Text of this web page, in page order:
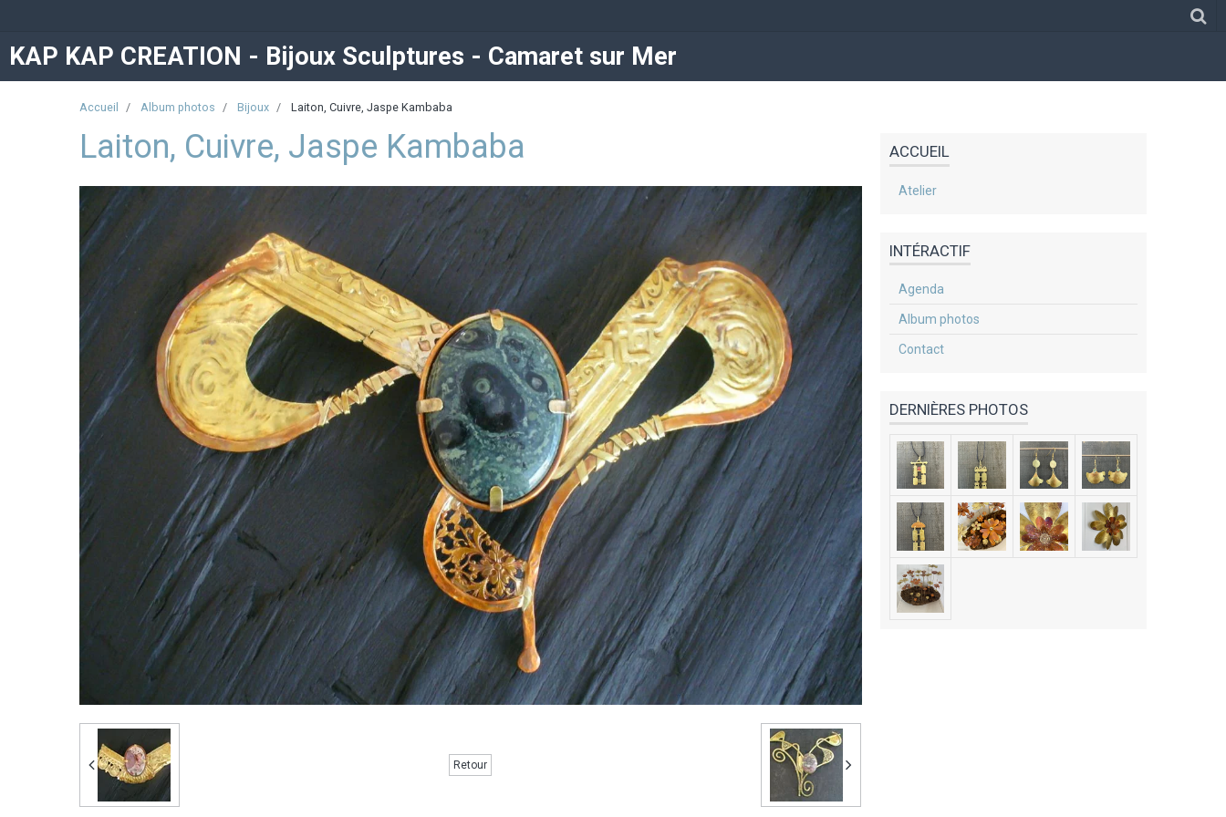
KAP KAP CREATION - Bijoux Sculptures - Camaret sur Mer
Accueil Album photos Bijoux Laiton, Cuivre, Jaspe Kambaba
Laiton, Cuivre, Jaspe Kambaba
Retour
ACCUEIL
Atelier
INTÉRACTIF
Agenda
Album photos
Contact
DERNIÈRES PHOTOS